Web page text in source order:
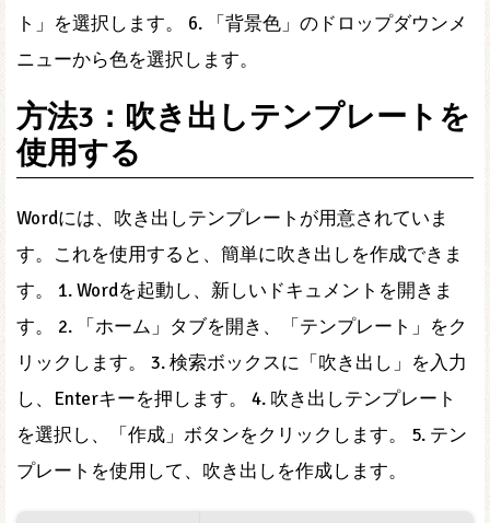
ト」を選択します。 6. 「背景色」のドロップダウンメ
ニューから色を選択します。
方法3：吹き出しテンプレートを
使用する
Wordには、吹き出しテンプレートが用意されていま
す。これを使用すると、簡単に吹き出しを作成できま
す。 1. Wordを起動し、新しいドキュメントを開きま
す。 2. 「ホーム」タブを開き、「テンプレート」をク
リックします。 3. 検索ボックスに「吹き出し」を入力
し、Enterキーを押します。 4. 吹き出しテンプレート
を選択し、「作成」ボタンをクリックします。 5. テン
プレートを使用して、吹き出しを作成します。